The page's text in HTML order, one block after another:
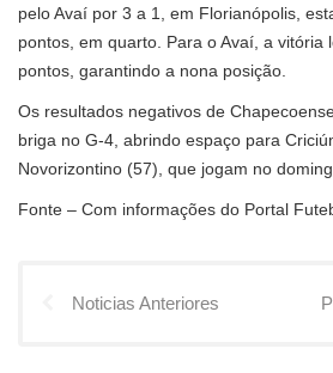
pelo Avaí por 3 a 1, em Florianópolis,
pontos, em quarto. Para o Avaí, a vitória
pontos, garantindo a nona posição.
Os resultados negativos de
briga no G-4, abrindo espaço para
Novorizontino (57), que jogam no
Fonte – Com informações do Portal
Noticias Anteriores